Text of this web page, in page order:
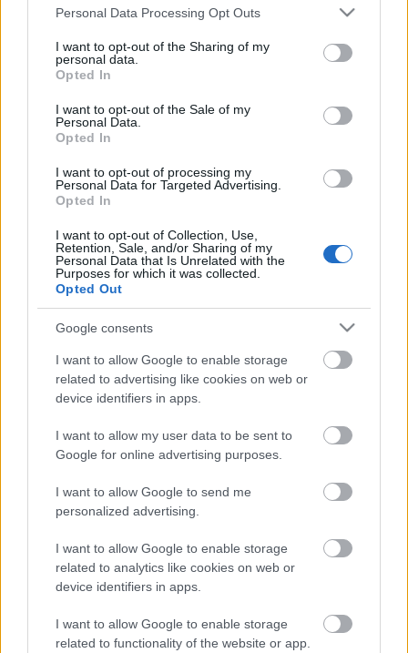
Please note that this website/app uses one or more Google
not limited to your visit or usage behaviour. You may click to
grant or deny consent to Google and its third-party tags to
use your data for below specified purposes in below Google
consent section.
Personal Data Processing Opt Outs
I want to opt-out of the Sharing of my
personal data.
Opted In
I want to opt-out of the Sale of my
Personal Data.
Opted In
I want to opt-out of processing my
Personal Data for Targeted Advertising.
Opted In
I want to opt-out of Collection, Use,
Retention, Sale, and/or Sharing of my
Personal Data that Is Unrelated with the
Purposes for which it was collected.
Opted Out
Google consents
I want to allow Google to enable storage
related to advertising like cookies on web or
device identifiers in apps.
I want to allow my user data to be sent to
Google for online advertising purposes.
I want to allow Google to send me
personalized advertising.
I want to allow Google to enable storage
related to analytics like cookies on web or
device identifiers in apps.
I want to allow Google to enable storage
related to functionality of the website or app.
következő Bánkitó fesztiválon is ott kell lennünk.
Szeretjük ezt a…
Privát jelzőtáblák - interjú a
szervezőkkel
kokenyke•2012. július 16.
A hinta balesetvédelmi okok miatt csak 12 éves korig
és kizárólag saját felelősségre használható. A tavalyi
nagy sikerű SzabadTér kiállítás után Gottfried Juli és
Farkas Zsófi idén a bánki utcákon található feliratok,
táblák, jelzések újraértelmezésére szólítja a…
Provokatív ásatás – a HaHa Bánkon
kokenyke 2012. július 11.
Akinek véleménye van, az szexi. A Bánkitó Fesztivál
beszélgetések tömkelege és nem utolsó sorban a
Hallgatói Hálózat szabadegyeteme zavarja meg a
befőttesüvegben békésen úszkáló agyunkat. A HaHa
szervezésében a…
Interjú Soós Dórival, a Noha stúdió és
alkotóműhely szervezőjével